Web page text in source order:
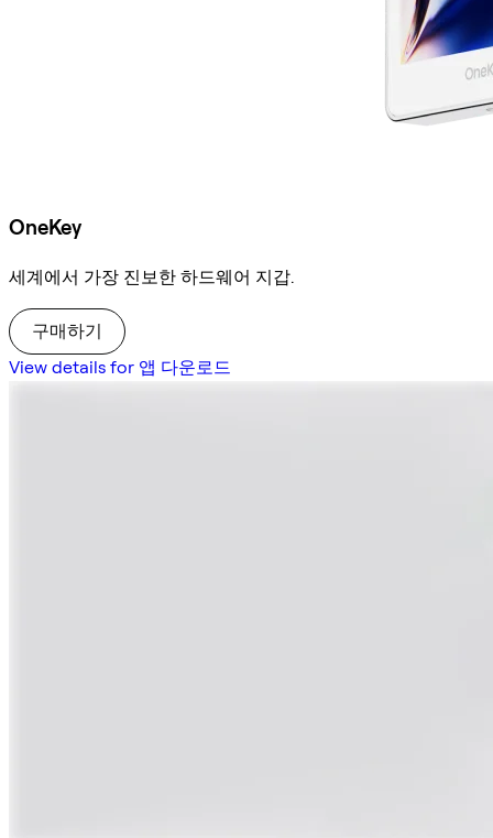
OneKey
세계에서 가장 진보한 하드웨어 지갑.
구매하기
View details for 앱 다운로드